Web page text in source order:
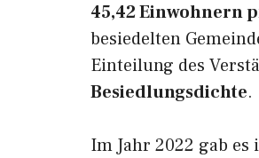
45,42 Einwohnern
besiedelten
Einteilung des
Besiedlungsdichte.
Im Jahr 2022 gab es